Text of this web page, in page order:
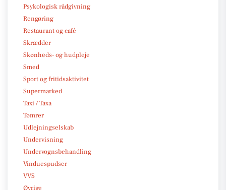
Psykologisk rådgivning
Rengøring
Restaurant og café
Skrædder
Skønheds- og hudpleje
Smed
Sport og fritidsaktivitet
Supermarked
Taxi / Taxa
Tømrer
Udlejningselskab
Undervisning
Undervognsbehandling
Vinduespudser
VVS
Øvrige